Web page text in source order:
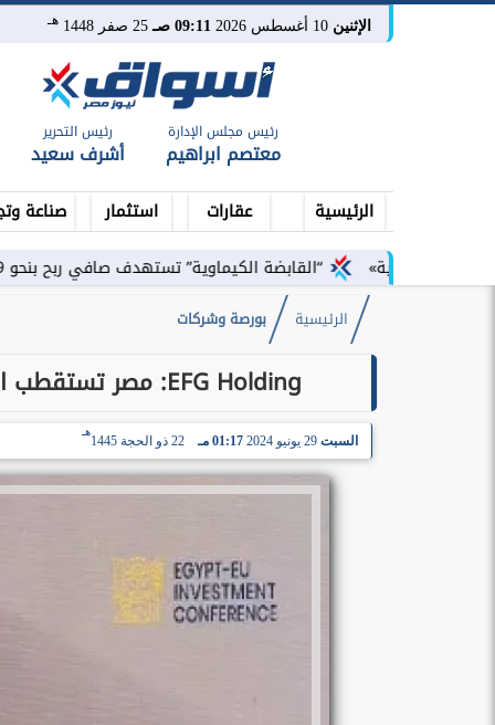
الإثنين 09:11 صـ 25 صفر 1448 هـ
رئيس مجلس الإدارة
معتصم ابراهيم
رئيس التحرير
أشرف سعيد
الرئيسية عقارات استثمار صناعة
“القابضة الكيماوية” تستهدف صافي ربح بنحو 9 مليارات جنيه خلال 2026-2027
الرئيسية بورصة وشركات
EFG Holding: مصر تستقطب استثمارات أجنبية ضخمة بأدوات الدين الحكومية
السبت 29 يونيو 2024 01:17 مـ 22 ذو الحجة 1445
هـ